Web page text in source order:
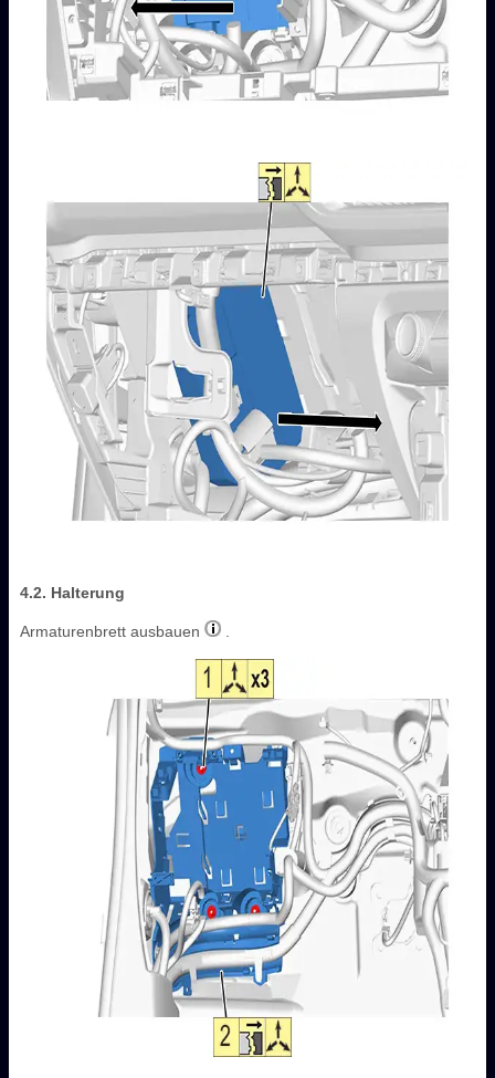
4.2. Halterung
Armaturenbrett ausbauen